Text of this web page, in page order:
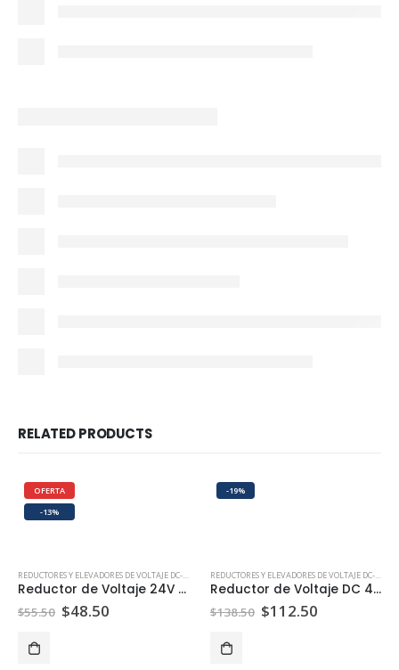
RELATED PRODUCTS
OFERTA
-13%
REDUCTORES Y ELEVADORES DE VOLTAJE DC-DC REDUCTORES DE VOLTAJE DC-DC
Reductor de Voltaje 24V a 12V 20A
$55.50 $48.50
-19%
REDUCTORES Y ELEVADORES DE VOLTAJE DC-DC
Reductor de Voltaje DC 48V a 12V 20A 240W
$138.50 $112.50